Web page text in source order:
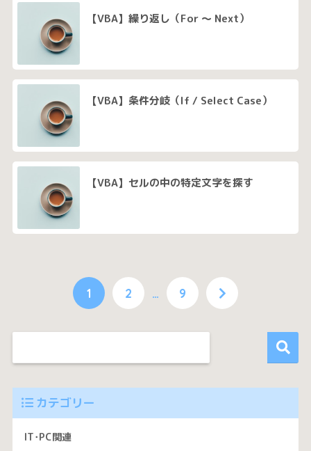
【VBA】繰り返し（For 〜 Next）
【VBA】条件分岐（If / Select Case）
【VBA】セルの中の特定文字を探す
1 2 … 9
カテゴリー
IT･PC関連